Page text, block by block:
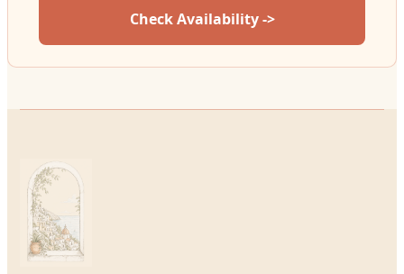
Check Availability ->